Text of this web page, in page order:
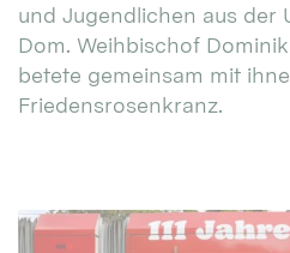
und Jugendlichen aus der
Dom. Weihbischof
betete gemeinsam mit
Friedensrosenkranz.